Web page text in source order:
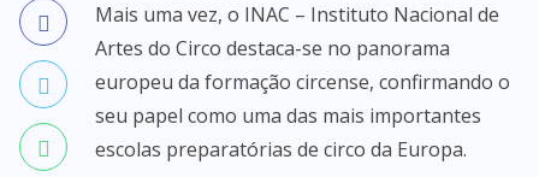
Mais uma vez, o INAC – Instituto Nacional de
Artes do Circo destaca-se no panorama
europeu da formação circense, confirmando o
seu papel como uma das mais importantes
escolas preparatórias de circo da Europa.